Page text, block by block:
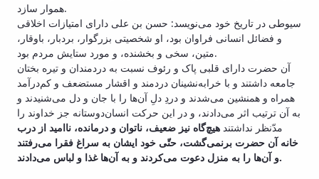
هموار سازد.
سیوطی در تاریخ خود می‌نویسد: حسن بن علی دارای امتیازات اخلاقی
و فضائل انسانی فراوان بود، او شخصیتی بزرگوار، بردبار، باوقار،
متین، سخی و بخشنده، و مورد ستایش مردم بود.
آن حضرت دارای قلبی پاک و رئوف نسبت به دردمندان و تیره بختان
جامعه داشتند و با خرابه‌نشینان دردمند و اقشار مستضعف و کم‌درآمد
همراه و همنشین می‌شدند و دردِ دلِ آن‌ها را با جان و دل می‌شنیدند و
به آن ترتیب اثر می‌دادند، و در این حرکت انسان‌دوستانه جز خداوند را
مدّنظر نداشتند هیچ‌گاه نیز ضعیف، ناتوان و درمانده، ناامید از درب
خانه آن حضرت برنمی‌گشت، حتّی خود ایشان به سراغ فقرا می‌رفتند
و آن‌ها را به منزل دعوت می‌کردند و به آن‌ها غذا و لباس می‌دادند.